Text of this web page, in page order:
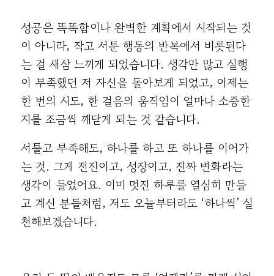
성공은 똑똑함이나 완벽한 계획에서 시작되는 것
이 아니라, 작고 서툰 행동의 반복에서 비롯된다
는 걸 새삼 느끼게 되었습니다. 생각만 많고 실행
이 부족했던 저 자신을 돌아보게 되었고, 이제는
한 번의 시도, 한 걸음의 움직임이 얼마나 소중한
지를 조금씩 깨닫게 되는 것 같습니다.
서툴고 부족해도, 하나를 하고 또 하나를 이어가
는 것. 그게 전진이고, 성장이고, 진짜 변화라는
생각이 들었어요. 이미 멋진 하루를 열심히 만들
고 계신 분들처럼, 저도 오늘부터라도 ‘하나씩’ 실
천해보겠습니다.